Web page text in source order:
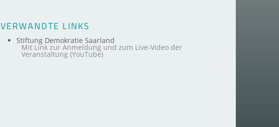
VERWANDTE LINKS
Stiftung Demokratie Saarland
Mit Link zur Anmeldung und zum Live-Video der
Veranstaltung (YouTube)